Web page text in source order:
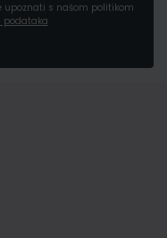
s našom politikom
podataka